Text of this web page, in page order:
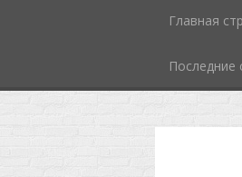
Главная
Последние